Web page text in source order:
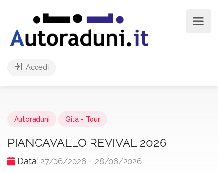
Accedi
Autoraduni Gita - Tour
PIANCAVALLO REVIVAL 2026
Data: 27/06/2026 - 28/06/2026